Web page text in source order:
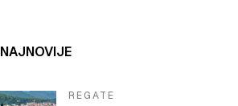
NAJNOVIJE
REGATE